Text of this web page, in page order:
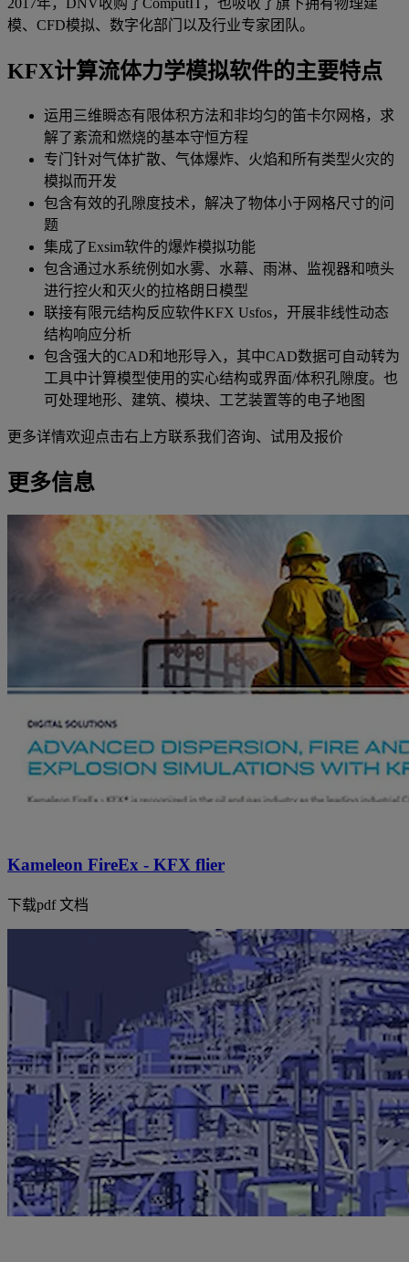
2017年，DNV收购了ComputIT，也吸收了旗下拥有物理建
模、CFD模拟、数字化部门以及行业专家团队。
KFX计算流体力学模拟软件的主要特点
运用三维瞬态有限体积方法和非均匀的笛卡尔网格，求
解了紊流和燃烧的基本守恒方程
专门针对气体扩散、气体爆炸、火焰和所有类型火灾的
模拟而开发
包含有效的孔隙度技术，解决了物体小于网格尺寸的问
题
集成了Exsim软件的爆炸模拟功能
包含通过水系统例如水雾、水幕、雨淋、监视器和喷头
进行控火和灭火的拉格朗日模型
联接有限元结构反应软件KFX Usfos，开展非线性动态
结构响应分析
包含强大的CAD和地形导入，其中CAD数据可自动转为
工具中计算模型使用的实心结构或界面/体积孔隙度。也
可处理地形、建筑、模块、工艺装置等的电子地图
更多详情欢迎点击右上方联系我们咨询、试用及报价
更多信息
Kameleon FireEx - KFX flier
下载pdf 文档